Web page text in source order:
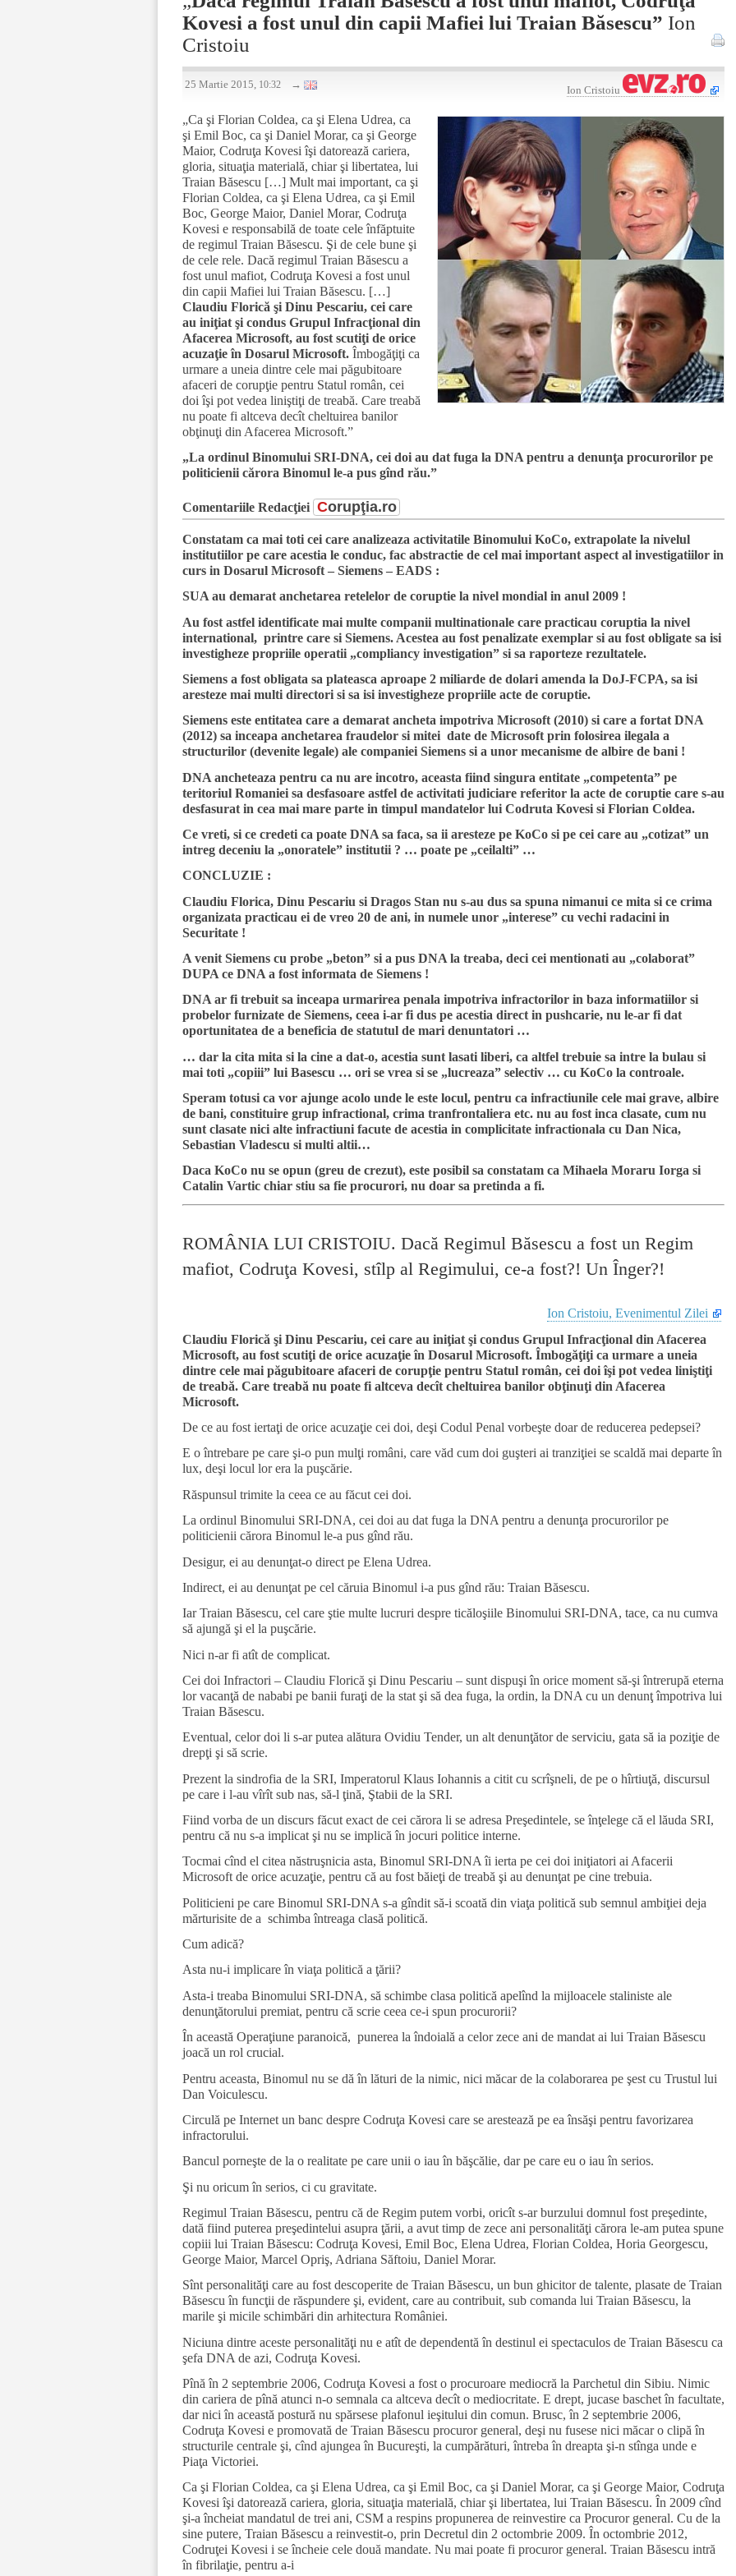
Kovesi a fost unul din capii Mafiei lui Traian Băsescu” Ion
Cristoiu
25 Martie 2015, 10:32 → Ion Cristoiu
„Ca şi Florian Coldea, ca şi Elena Udrea, ca
şi Emil Boc, ca şi Daniel Morar, ca şi George
Maior, Codruţa Kovesi îşi datorează cariera,
gloria, situaţia materială, chiar şi libertatea, lui
Traian Băsescu […] Mult mai important, ca şi
Florian Coldea, ca şi Elena Udrea, ca şi Emil
Boc, George Maior, Daniel Morar, Codruţa
Kovesi e responsabilă de toate cele înfăptuite
de regimul Traian Băsescu. Şi de cele bune şi
de cele rele. Dacă regimul Traian Băsescu a
fost unul mafiot, Codruţa Kovesi a fost unul
din capii Mafiei lui Traian Băsescu. […]
Claudiu Florică şi Dinu Pescariu, cei care
au iniţiat şi condus Grupul Infracţional din
Afacerea Microsoft, au fost scutiţi de orice
acuzaţie în Dosarul Microsoft. Îmbogăţiţi ca
urmare a uneia dintre cele mai păgubitoare
afaceri de corupţie pentru Statul român, cei
doi îşi pot vedea liniştiţi de treabă. Care treabă
nu poate fi altceva decît cheltuirea banilor
obţinuţi din Afacerea Microsoft.”
„La ordinul Binomului SRI-DNA, cei doi au dat fuga la DNA pentru a denunţa procurorilor pe
politicienii cărora Binomul le-a pus gînd rău.”
Comentariile Redacţiei Corupţia.ro
Constatam ca mai toti cei care analizeaza activitatile Binomului KoCo, extrapolate la nivelul
institutiilor pe care acestia le conduc, fac abstractie de cel mai important aspect al investigatiilor in
curs in Dosarul Microsoft – Siemens – EADS :
SUA au demarat anchetarea retelelor de coruptie la nivel mondial in anul 2009 !
Au fost astfel identificate mai multe companii multinationale care practicau coruptia la nivel
international, printre care si Siemens. Acestea au fost penalizate exemplar si au fost obligate sa isi
investigheze propriile operatii „compliancy investigation” si sa raporteze rezultatele.
Siemens a fost obligata sa plateasca aproape 2 miliarde de dolari amenda la DoJ-FCPA, sa isi
aresteze mai multi directori si sa isi investigheze propriile acte de coruptie.
Siemens este entitatea care a demarat ancheta impotriva Microsoft (2010) si care a fortat DNA
(2012) sa inceapa anchetarea fraudelor si mitei date de Microsoft prin folosirea ilegala a
structurilor (devenite legale) ale companiei Siemens si a unor mecanisme de albire de bani !
DNA ancheteaza pentru ca nu are incotro, aceasta fiind singura entitate „competenta” pe
teritoriul Romaniei sa desfasoare astfel de activitati judiciare referitor la acte de coruptie care s-au
desfasurat in cea mai mare parte in timpul mandatelor lui Codruta Kovesi si Florian Coldea.
Ce vreti, si ce credeti ca poate DNA sa faca, sa ii aresteze pe KoCo si pe cei care au „cotizat” un
intreg deceniu la „onoratele” institutii ? … poate pe „ceilalti” …
CONCLUZIE :
Claudiu Florica, Dinu Pescariu si Dragos Stan nu s-au dus sa spuna nimanui ce mita si ce crima
organizata practicau ei de vreo 20 de ani, in numele unor „interese” cu vechi radacini in
Securitate !
A venit Siemens cu probe „beton” si a pus DNA la treaba, deci cei mentionati au „colaborat”
DUPA ce DNA a fost informata de Siemens !
DNA ar fi trebuit sa inceapa urmarirea penala impotriva infractorilor in baza informatiilor si
probelor furnizate de Siemens, ceea i-ar fi dus pe acestia direct in pushcarie, nu le-ar fi dat
oportunitatea de a beneficia de statutul de mari denuntatori …
… dar la cita mita si la cine a dat-o, acestia sunt lasati liberi, ca altfel trebuie sa intre la bulau si
mai toti „copiii” lui Basescu … ori se vrea si se „lucreaza” selectiv … cu KoCo la controale.
Speram totusi ca vor ajunge acolo unde le este locul, pentru ca infractiunile cele mai grave, albire
de bani, constituire grup infractional, crima tranfrontaliera etc. nu au fost inca clasate, cum nu
sunt clasate nici alte infractiuni facute de acestia in complicitate infractionala cu Dan Nica,
Sebastian Vladescu si multi altii…
Daca KoCo nu se opun (greu de crezut), este posibil sa constatam ca Mihaela Moraru Iorga si
Catalin Vartic chiar stiu sa fie procurori, nu doar sa pretinda a fi.
ROMÂNIA LUI CRISTOIU. Dacă Regimul Băsescu a fost un Regim
mafiot, Codruţa Kovesi, stîlp al Regimului, ce-a fost?! Un Înger?!
Ion Cristoiu, Evenimentul Zilei
Claudiu Florică şi Dinu Pescariu, cei care au iniţiat şi condus Grupul Infracţional din Afacerea
Microsoft, au fost scutiţi de orice acuzaţie în Dosarul Microsoft. Îmbogăţiţi ca urmare a uneia
dintre cele mai păgubitoare afaceri de corupţie pentru Statul român, cei doi îşi pot vedea liniştiţi
de treabă. Care treabă nu poate fi altceva decît cheltuirea banilor obţinuţi din Afacerea
Microsoft.
De ce au fost iertaţi de orice acuzaţie cei doi, deşi Codul Penal vorbeşte doar de reducerea pedepsei?
E o întrebare pe care şi-o pun mulţi români, care văd cum doi guşteri ai tranziţiei se scaldă mai departe în
lux, deşi locul lor era la puşcărie.
Răspunsul trimite la ceea ce au făcut cei doi.
La ordinul Binomului SRI-DNA, cei doi au dat fuga la DNA pentru a denunţa procurorilor pe
politicienii cărora Binomul le-a pus gînd rău.
Desigur, ei au denunţat-o direct pe Elena Udrea.
Indirect, ei au denunţat pe cel căruia Binomul i-a pus gînd rău: Traian Băsescu.
Iar Traian Băsescu, cel care ştie multe lucruri despre ticăloşiile Binomului SRI-DNA, tace, ca nu cumva
să ajungă şi el la puşcărie.
Nici n-ar fi atît de complicat.
Cei doi Infractori – Claudiu Florică şi Dinu Pescariu – sunt dispuşi în orice moment să-şi întrerupă eterna
lor vacanţă de nababi pe banii furaţi de la stat şi să dea fuga, la ordin, la DNA cu un denunţ împotriva lui
Traian Băsescu.
Eventual, celor doi li s-ar putea alătura Ovidiu Tender, un alt denunţător de serviciu, gata să ia poziţie de
drepţi şi să scrie.
Prezent la sindrofia de la SRI, Imperatorul Klaus Iohannis a citit cu scrîşneli, de pe o hîrtiuţă, discursul
pe care i l-au vîrît sub nas, să-l ţină, Ştabii de la SRI.
Fiind vorba de un discurs făcut exact de cei cărora li se adresa Preşedintele, se înţelege că el lăuda SRI,
pentru că nu s-a implicat şi nu se implică în jocuri politice interne.
Tocmai cînd el citea năstruşnicia asta, Binomul SRI-DNA îi ierta pe cei doi iniţiatori ai Afacerii
Microsoft de orice acuzaţie, pentru că au fost băieţi de treabă şi au denunţat pe cine trebuia.
Politicieni pe care Binomul SRI-DNA s-a gîndit să-i scoată din viaţa politică sub semnul ambiţiei deja
mărturisite de a schimba întreaga clasă politică.
Cum adică?
Asta nu-i implicare în viaţa politică a ţării?
Asta-i treaba Binomului SRI-DNA, să schimbe clasa politică apelînd la mijloacele staliniste ale
denunţătorului premiat, pentru că scrie ceea ce-i spun procurorii?
În această Operaţiune paranoică, punerea la îndoială a celor zece ani de mandat ai lui Traian Băsescu
joacă un rol crucial.
Pentru aceasta, Binomul nu se dă în lături de la nimic, nici măcar de la colaborarea pe şest cu Trustul lui
Dan Voiculescu.
Circulă pe Internet un banc despre Codruţa Kovesi care se arestează pe ea însăşi pentru favorizarea
infractorului.
Bancul porneşte de la o realitate pe care unii o iau în băşcălie, dar pe care eu o iau în serios.
Şi nu oricum în serios, ci cu gravitate.
Regimul Traian Băsescu, pentru că de Regim putem vorbi, oricît s-ar burzului domnul fost preşedinte,
dată fiind puterea preşedintelui asupra ţării, a avut timp de zece ani personalităţi cărora le-am putea spune
copiii lui Traian Băsescu: Codruţa Kovesi, Emil Boc, Elena Udrea, Florian Coldea, Horia Georgescu,
George Maior, Marcel Opriş, Adriana Săftoiu, Daniel Morar.
Sînt personalităţi care au fost descoperite de Traian Băsescu, un bun ghicitor de talente, plasate de Traian
Băsescu în funcţii de răspundere şi, evident, care au contribuit, sub comanda lui Traian Băsescu, la
marile şi micile schimbări din arhitectura României.
Niciuna dintre aceste personalităţi nu e atît de dependentă în destinul ei spectaculos de Traian Băsescu ca
şefa DNA de azi, Codruţa Kovesi.
Pînă în 2 septembrie 2006, Codruţa Kovesi a fost o procuroare mediocră la Parchetul din Sibiu. Nimic
din cariera de pînă atunci n-o semnala ca altceva decît o mediocritate. E drept, jucase baschet în facultate,
dar nici în această postură nu spărsese plafonul ieşitului din comun. Brusc, în 2 septembrie 2006,
Codruţa Kovesi e promovată de Traian Băsescu procuror general, deşi nu fusese nici măcar o clipă în
structurile centrale şi, cînd ajungea în Bucureşti, la cumpărături, întreba în dreapta şi-n stînga unde e
Piaţa Victoriei.
Ca şi Florian Coldea, ca şi Elena Udrea, ca şi Emil Boc, ca şi Daniel Morar, ca şi George Maior, Codruţa
Kovesi îşi datorează cariera, gloria, situaţia materială, chiar şi libertatea, lui Traian Băsescu. În 2009 cînd
şi-a încheiat mandatul de trei ani, CSM a respins propunerea de reinvestire ca Procuror general. Cu de la
sine putere, Traian Băsescu a reinvestit-o, prin Decretul din 2 octombrie 2009. În octombrie 2012,
Codruţei Kovesi i se încheie cele două mandate. Nu mai poate fi procuror general. Traian Băsescu intră
în fibrilaţie, pentru a-i